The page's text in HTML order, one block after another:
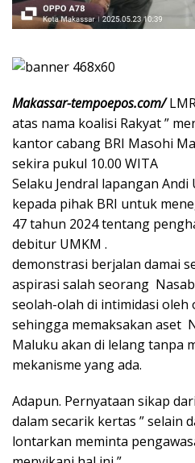
Makassar-tempoepos.com/
atas nama koalisi Rakyat ”
kantor cabang BRI Masohi
sekira pukul 10.00 WITA
Selaku Jendral lapangan
kepada pihak BRI untuk
47 tahun 2024 tentang
debitur UMKM .
demonstrasi berjalan damai
aspirasi salah seorang
seolah-olah di intimidasi oleh
sehingga memaksakan aset
Maluku akan di lelang tanpa
mekanisme yang ada.
Adapun. Pernyataan sikap
dalam secarik kertas ” selain
lontarkan meminta